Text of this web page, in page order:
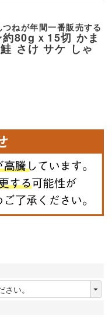
ねが年間一番販売する
80gｘ15切 かま
さけ サケ しゃ